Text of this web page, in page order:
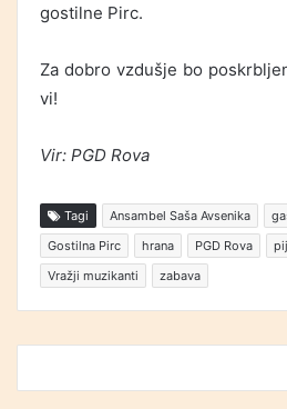
gostilne Pirc.
Za dobro vzdušje bo
vi!
Vir: PGD Rova
Tagi Ansambel Saša Avsenika
Gostilna Pirc
hrana PGD Rova
Vražji muzikanti
zabava